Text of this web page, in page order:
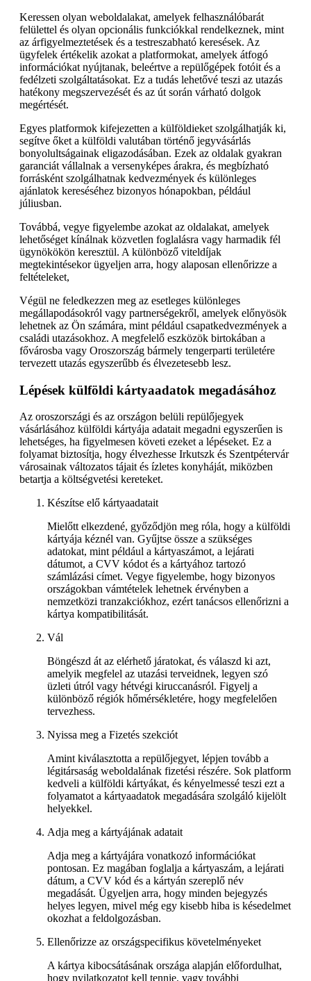
Keressen olyan weboldalakat, amelyek felhasználóbarát
felülettel és olyan opcionális funkciókkal rendelkeznek, mint
az árfigyelmeztetések és a testreszabható keresések. Az
ügyfelek értékelik azokat a platformokat, amelyek átfogó
információkat nyújtanak, beleértve a repülőgépek fotóit és a
fedélzeti szolgáltatásokat. Ez a tudás lehetővé teszi az utazás
hatékony megszervezését és az út során várható dolgok
megértését.
Egyes platformok kifejezetten a külföldieket szolgálhatják ki,
segítve őket a külföldi valutában történő jegyvásárlás
bonyolultságainak eligazodásában. Ezek az oldalak gyakran
garanciát vállalnak a versenyképes árakra, és megbízható
forrásként szolgálhatnak kedvezmények és különleges
ajánlatok kereséséhez bizonyos hónapokban, például
júliusban.
Továbbá, vegye figyelembe azokat az oldalakat, amelyek
lehetőséget kínálnak közvetlen foglalásra vagy harmadik fél
ügynökökön keresztül. A különböző viteldíjak
megtekintésekor ügyeljen arra, hogy alaposan ellenőrizze a
feltételeket,
Végül ne feledkezzen meg az esetleges különleges
megállapodásokról vagy partnerségekről, amelyek előnyösök
lehetnek az Ön számára, mint például csapatkedvezmények a
családi utazásokhoz. A megfelelő eszközök birtokában a
fővárosba vagy Oroszország bármely tengerparti területére
tervezett utazás egyszerűbb és élvezetesebb lesz.
Lépések külföldi kártyaadatok megadásához
Az oroszországi és az országon belüli repülőjegyek
vásárlásához külföldi kártyája adatait megadni egyszerűen is
lehetséges, ha figyelmesen követi ezeket a lépéseket. Ez a
folyamat biztosítja, hogy élvezhesse Irkutszk és Szentpétervár
városainak változatos tájait és ízletes konyháját, miközben
betartja a költségvetési kereteket.
Készítse elő kártyaadatait
Mielőtt elkezdené, győződjön meg róla, hogy a külföldi
kártyája kéznél van. Gyűjtse össze a szükséges
adatokat, mint például a kártyaszámot, a lejárati
dátumot, a CVV kódot és a kártyához tartozó
számlázási címet. Vegye figyelembe, hogy bizonyos
országokban vámtételek lehetnek érvényben a
nemzetközi tranzakciókhoz, ezért tanácsos ellenőrizni a
kártya kompatibilitását.
Vál
Böngészd át az elérhető járatokat, és válaszd ki azt,
amelyik megfelel az utazási terveidnek, legyen szó
üzleti útról vagy hétvégi kiruccanásról. Figyelj a
különböző régiók hőmérsékletére, hogy megfelelően
tervezhess.
Nyissa meg a Fizetés szekciót
Amint kiválasztotta a repülőjegyet, lépjen tovább a
légitársaság weboldalának fizetési részére. Sok platform
kedveli a külföldi kártyákat, és kényelmessé teszi ezt a
folyamatot a kártyaadatok megadására szolgáló kijelölt
helyekkel.
Adja meg a kártyájának adatait
Adja meg a kártyájára vonatkozó információkat
pontosan. Ez magában foglalja a kártyaszám, a lejárati
dátum, a CVV kód és a kártyán szereplő név
megadását. Ügyeljen arra, hogy minden bejegyzés
helyes legyen, mivel még egy kisebb hiba is késedelmet
okozhat a feldolgozásban.
Ellenőrizze az országspecifikus követelményeket
A kártya kibocsátásának országa alapján előfordulhat,
hogy nyilatkozatot kell tennie, vagy további